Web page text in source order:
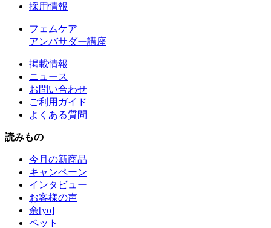
採用情報
フェムケア
アンバサダー講座
掲載情報
ニュース
お問い合わせ
ご利用ガイド
よくある質問
読みもの
今月の新商品
キャンペーン
インタビュー
お客様の声
余[yo]
ペット